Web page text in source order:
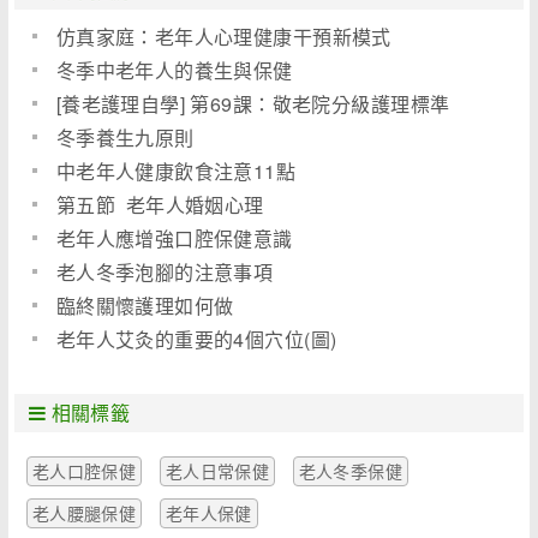
仿真家庭：老年人心理健康干預新模式
冬季中老年人的養生與保健
[養老護理自學] 第69課：敬老院分級護理標準
冬季養生九原則
中老年人健康飲食注意11點
第五節 老年人婚姻心理
老年人應增強口腔保健意識
老人冬季泡腳的注意事項
臨終關懷護理如何做
老年人艾灸的重要的4個穴位(圖)
相關標籤
老人口腔保健 老人日常保健
老人冬季保健
老人腰腿保健
老年人保健